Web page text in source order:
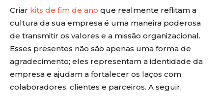
Criar kits de fim de ano que realmente reflitam a
cultura da sua empresa é uma maneira poderosa
de transmitir os valores e a missão organizacional.
Esses presentes não são apenas uma forma de
agradecimento; eles representam a identidade da
empresa e ajudam a fortalecer os laços com
colaboradores, clientes e parceiros. A seguir,